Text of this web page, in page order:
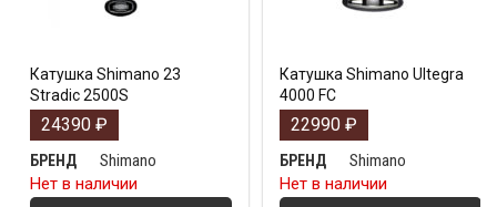
Катушка Shimano 23
Stradic 2500S
24390 ₽
БРЕНД
Shimano
Нет в наличии
Катушка Shimano Ultegra
4000 FC
22990 ₽
БРЕНД
Shimano
Нет в наличии